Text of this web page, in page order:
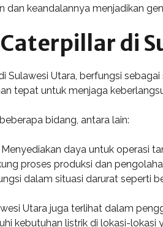
dan keandalannya menjadikan
di
Sulawesi Utara, berfungsi
tepat untuk menjaga
bidang, antara lain:
Menyediakan daya untuk operasi
proses produksi dan
dalam situasi darurat seperti
Utara juga terlihat dalam
kebutuhan listrik di lokasi-lokasi